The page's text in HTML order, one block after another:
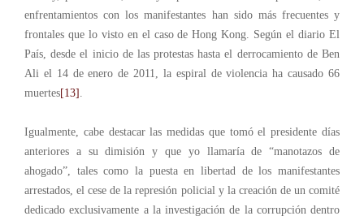
enfrentamientos con los manifestantes han sido más frecuentes y
frontales que lo visto en el caso de Hong Kong. Según el diario El
País, desde el inicio de las protestas hasta el derrocamiento de Ben
Ali el 14 de enero de 2011, la espiral de violencia ha causado 66
muertes[13] .
Igualmente, cabe destacar las medidas que tomó el presidente días
anteriores a su dimisión y que yo llamaría de “manotazos de
ahogado”, tales como la puesta en libertad de los manifestantes
arrestados, el cese de la represión policial y la creación de un comité
dedicado exclusivamente a la investigación de la corrupción dentro